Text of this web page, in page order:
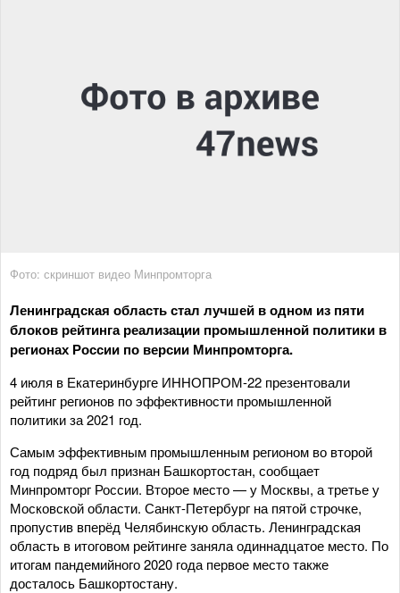
Фото: скриншот видео Минпромторга
Ленинградская область стал лучшей в одном из пяти
блоков рейтинга реализации промышленной политики в
регионах России по версии Минпромторга.
4 июля в Екатеринбурге ИННОПРОМ-22 презентовали
рейтинг регионов по эффективности промышленной
политики за 2021 год.
Самым эффективным промышленным регионом во второй
год подряд был признан Башкортостан, сообщает
Минпромторг России. Второе место — у Москвы, а третье у
Московской области. Санкт-Петербург на пятой строчке,
пропустив вперёд Челябинскую область. Ленинградская
область в итоговом рейтинге заняла одиннадцатое место. По
итогам пандемийного 2020 года первое место также
досталось Башкортостану.